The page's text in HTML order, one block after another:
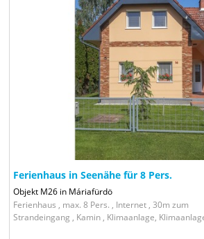
Ferienhaus in Seenähe für 8 Pers.
Objekt M26 in Máriafürdö
Ferienhaus , max. 8 Pers. , Internet , 30m zum
Strandeingang , Kamin , Klimaanlage,